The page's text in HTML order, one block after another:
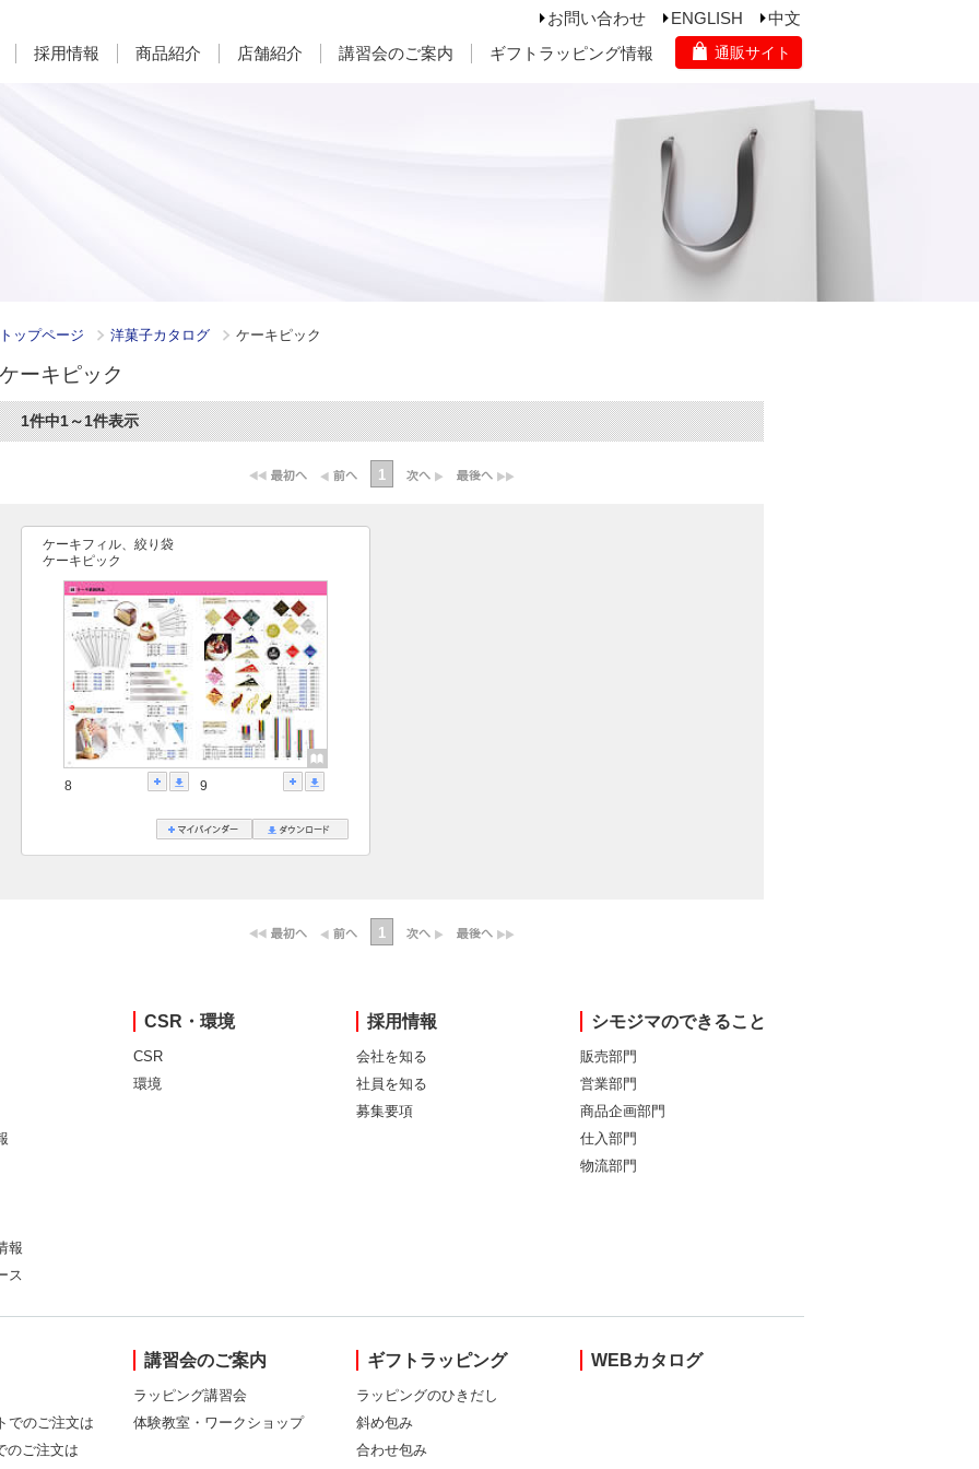
お問い合わせ ENGLISH
中文
採用情報 商品紹介 店舗紹介 講習会のご案内 ギフトラッピング情報 通販サイト
トップページ 洋菓子カタログ ケーキピック
ケーキピック
1件中1～1件表示
1
ケーキフィル、絞り袋
ケーキピック
8 9
1
報
ス
CSR・環境
CSR
環境
採用情報
会社を知る
社員を知る
募集要項
シモジマのできること
販売部門
営業部門
商品企画部門
仕入部門
物流部門
でのご注文は
のご注文は
講習会のご案内
ラッピング講習会
体験教室・ワークショップ
ギフトラッピング
ラッピングのひきだし
斜め包み
合わせ包み
WEBカタログ